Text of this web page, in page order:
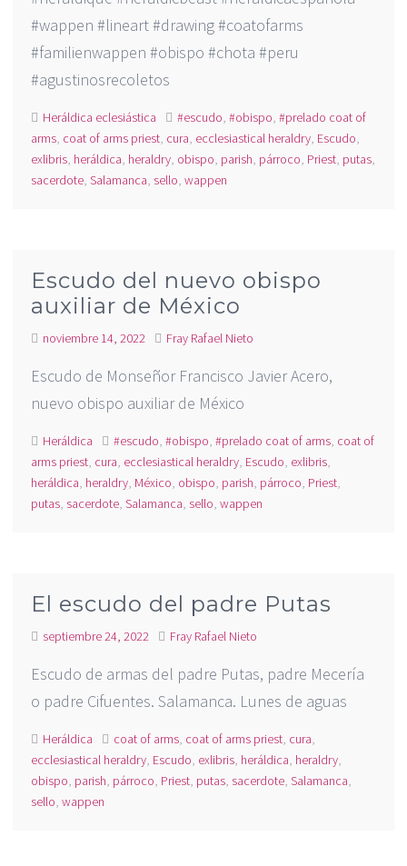
#wappen #lineart #drawing #coatofarms
#familienwappen #obispo #chota #peru
#agustinosrecoletos
Heráldica eclesiástica #escudo,#obispo,#prelado coat of
arms, coat of arms priest, cura, ecclesiastical heraldry, Escudo,
exlibris, heráldica, heraldry, obispo, parish, párroco, Priest, putas,
sacerdote,Salamanca, sello,wappen
Escudo del nuevo obispo
auxiliar de México
noviembre 14, 2022 Fray Rafael Nieto
Escudo de Monseñor Francisco Javier Acero,
nuevo obispo auxiliar de México
Heráldica #escudo,#obispo,#prelado coat of arms, coat of
arms priest, cura, ecclesiastical heraldry, Escudo, exlibris,
heráldica, heraldry, México, obispo, parish, párroco, Priest,
putas, sacerdote,Salamanca, sello,wappen
El escudo del padre Putas
septiembre 24, 2022 Fray Rafael Nieto
Escudo de armas del padre Putas, padre Mecería
o padre Cifuentes. Salamanca. Lunes de aguas
Heráldica coat of arms, coat of arms priest, cura,
ecclesiastical heraldry, Escudo, exlibris, heráldica, heraldry,
obispo, parish, párroco, Priest, putas, sacerdote,Salamanca,
sello,wappen